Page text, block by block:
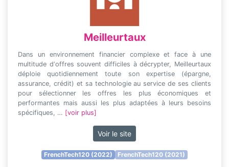
Meilleurtaux
Dans un environnement financier complexe et face à une
multitude d‘offres souvent difficiles à décrypter, Meilleurtaux
déploie quotidiennement toute son expertise (épargne,
assurance, crédit) et sa technologie au service de ses clients
pour sélectionner les offres les plus économiques et
performantes mais aussi les plus adaptées à leurs besoins
spécifiques, … [voir plus]
Voir le site
FrenchTech120 (2022) FrenchTech120 (2021)